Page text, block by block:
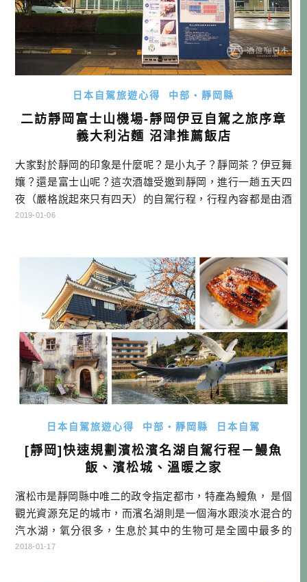
日本自駕旅遊心得 中部・靜岡縣
二訪靜岡富士山機場-靜岡伊豆自駕之旅序章
義大利沾麵 沼津推薦飯店
大家對於靜岡的印象是什麼呢？是小丸子？靜岡茶？伊豆舞
孃？還是富士山呢？這次酒雄受邀到靜岡，進行一趟五天四
夜（嚴格說起來只有四天）的自駕行程，行程內容都是由酒
雄自己安排、規劃，也是酒雄自己開車到訪，幫大家探探，
華航 CI168 14:50~18:30 (每週二、五) 靜岡→桃園 […]…
2019-01-06
日本自駕旅遊心得 中部・靜岡縣 日本自駕
[靜岡]快速規劃濱松濱名湖自駕行程－鰻魚
飯、濱松城、溫暖之家
濱松市是靜岡縣中唯二的政令指定都市，特產為鰻魚， 是個
觀光資源充足的城市，而濱名湖則是一個海水跟淡水混合的
汽水湖，氧分很多，生息於其中的生物可是全國中最多的
湖。一般人對於此區域還不太熟悉，就讓酒雄帶你玩一次
2018-01-17